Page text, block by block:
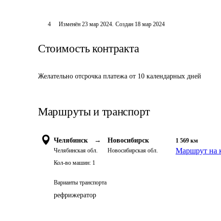
4 Изменён 23 мар 2024. Создан 18 мар 2024
Стоимость контракта
Желательно отсрочка платежа от 10 календарных дней
Маршруты и транспорт
Челябинск →
Челябинская обл.
Новосибирск
Новосибирская обл.
1 569 км
Маршрут на
Кол-во машин: 1
Варианты транспорта
рефрижератор